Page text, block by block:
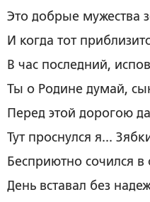
Это добрые мужества
И когда тот
В час последний,
Ты о Родине думай,
Перед этой дорогою
Тут проснулся я...
Бесприютно сочился в
День вставал без